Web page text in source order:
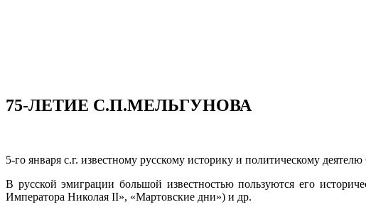
75-ЛЕТИЕ С.П.МЕЛЬГУНОВА
5-го января с.г. известному русскому историку и политическому
В русской эмиграции большой известностью пользуются его
Императора Николая II», «Мартовские дни») и др.